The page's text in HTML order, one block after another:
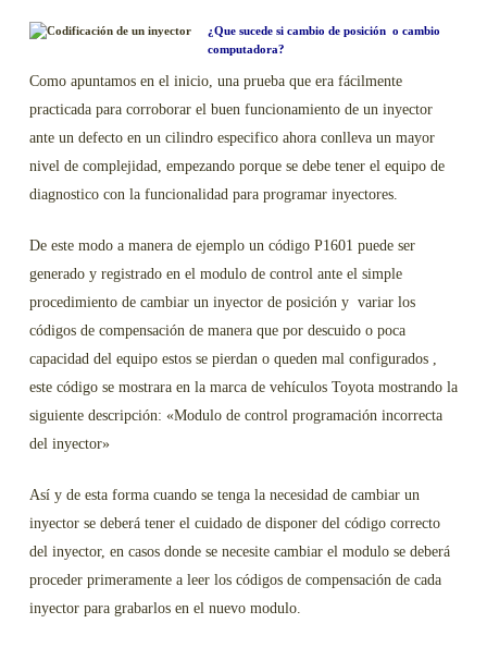
¿Que sucede si cambio de posición o cambio
computadora?
Como apuntamos en el inicio, una prueba que era fácilmente
practicada para corroborar el buen funcionamiento de un inyector
ante un defecto en un cilindro especifico ahora conlleva un mayor
nivel de complejidad, empezando porque se debe tener el equipo de
diagnostico con la funcionalidad para programar inyectores.
De este modo a manera de ejemplo un código P1601 puede ser
generado y registrado en el modulo de control ante el simple
procedimiento de cambiar un inyector de posición y variar los
códigos de compensación de manera que por descuido o poca
capacidad del equipo estos se pierdan o queden mal configurados ,
este código se mostrara en la marca de vehículos Toyota mostrando la
siguiente descripción: «Modulo de control programación incorrecta
del inyector»
Así y de esta forma cuando se tenga la necesidad de cambiar un
inyector se deberá tener el cuidado de disponer del código correcto
del inyector, en casos donde se necesite cambiar el modulo se deberá
proceder primeramente a leer los códigos de compensación de cada
inyector para grabarlos en el nuevo modulo.